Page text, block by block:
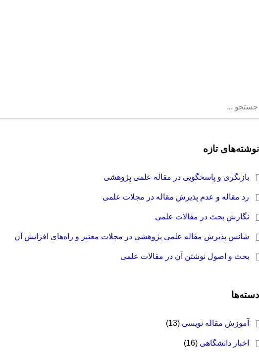
نوشته‌های تازه
بازنگری و پاسخگویی در مقاله علمی پژوهشی
رد مقاله و عدم پذیرش مقاله در مجلات علمی
نگارش بحث در مقالات علمی
شانس پذیرش مقاله علمی پژوهشی در مجلات معتبر و راه‌های افزایش آن
بحث و اصول نوشتن آن در مقالات علمی
دسته‌ها
آموزش مقاله نویسی (13)
اخبار دانشگاهی (16)